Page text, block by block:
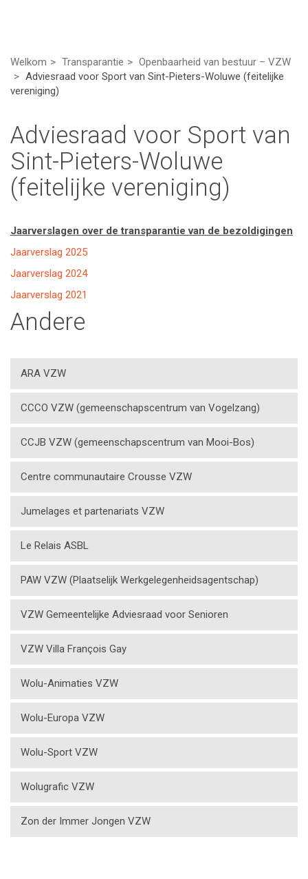
Welkom Transparantie
Openbaarheid van bestuur – VZW
Adviesraad voor Sport van Sint-Pieters-Woluwe (feitelijke
vereniging)
Adviesraad voor Sport van
Sint-Pieters-Woluwe
(feitelijke vereniging)
Jaarverslagen over de transparantie van de bezoldigingen
Jaarverslag 2025
Jaarverslag 2024
Jaarverslag 2021
Andere
ARA VZW
CCCO VZW (gemeenschapscentrum van Vogelzang)
CCJB VZW (gemeenschapscentrum van Mooi-Bos)
Centre communautaire Crousse VZW
Jumelages et partenariats VZW
Le Relais ASBL
PAW VZW (Plaatselijk Werkgelegenheidsagentschap)
VZW Gemeentelijke Adviesraad voor Senioren
VZW Villa François Gay
Wolu-Animaties VZW
Wolu-Europa VZW
Wolu-Sport VZW
Wolugrafic VZW
Zon der Immer Jongen VZW